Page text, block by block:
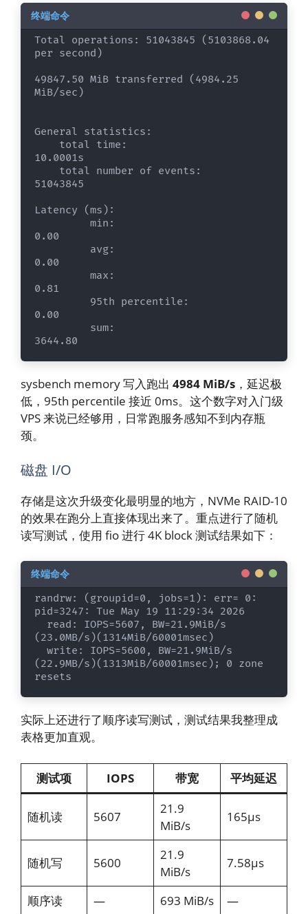
Total operations: 51043845 (5103868.04
per second)
49847.50 MiB transferred (4984.25
MiB/sec)
General statistics:
10.0001s
51043845
Latency (ms):
0.00
0.00
0.81
0.00
3644.80
sysbench memory 写入跑出 4984 MiB/s ，延迟极
低，95th percentile 接近 0ms。这个数字对入门级
VPS 来说已经够用，日常跑服务感知不到内存瓶
颈。
磁盘 I/O
存储是这次升级变化最明显的地方，NVMe RAID-10
的效果在跑分上直接体现出来了。重点进行了随机
读写测试，使用 fio 进行 4K block 测试结果如下：
randrw: (groupid=0, jobs=1): err= 0:
pid=3247: Tue May 19 11:29:34 2026
(23.0MB/s)(1314MiB/60001msec)
(22.9MB/s)(1313MiB/60001msec); 0 zone
resets
实际上还进行了顺序读写测试，测试结果我整理成
表格更加直观。
测试项 IOPS 带宽 平均延迟
随机读 5607
21.9
MiB/s
165µs
随机写 5600
21.9
MiB/s
7.58µs
顺序读 — 693 MiB/s
—